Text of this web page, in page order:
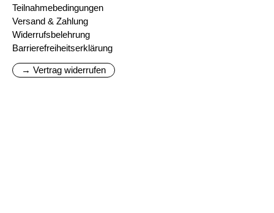
Teilnahmebedingungen
Versand & Zahlung
Widerrufsbelehrung
Barrierefreiheitserklärung
→ Vertrag widerrufen